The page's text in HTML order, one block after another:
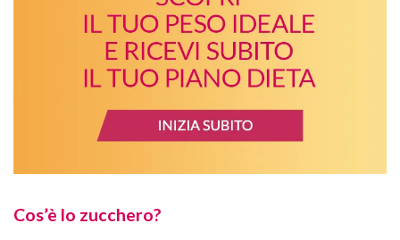
Cos’è lo zucchero?